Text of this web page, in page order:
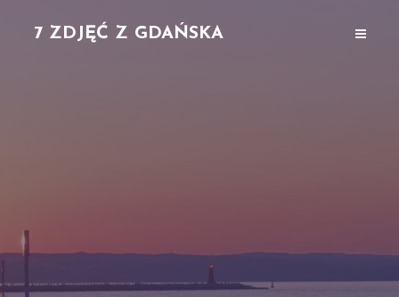
7 ZDJĘĆ Z GDAŃSKA